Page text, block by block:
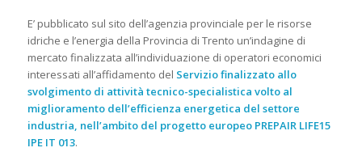
E’ pubblicato sul sito dell’agenzia provinciale per le risorse
idriche e l’energia della Provincia di Trento un’indagine di
mercato finalizzata all’individuazione di operatori economici
interessati all’affidamento del Servizio finalizzato allo
svolgimento di attività tecnico-specialistica volto al
miglioramento dell’efficienza energetica del settore
industria, nell’ambito del progetto europeo PREPAIR LIFE15
IPE IT 013.